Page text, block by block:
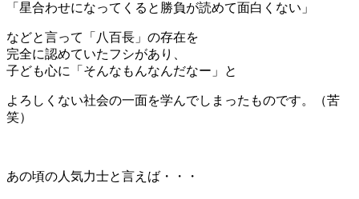
「星合わせになってくると勝負が読めて面白くない」
などと言って「八百長」の存在を
完全に認めていたフシがあり、
子ども心に「そんなもんなんだなー」と
よろしくない社会の一面を学んでしまったものです。（苦
笑）
あの頃の人気力士と言えば・・・